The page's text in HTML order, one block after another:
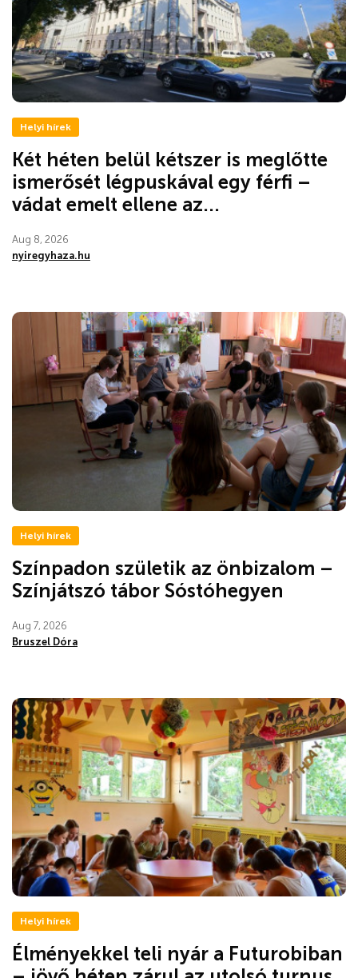
Helyi hírek
Két héten belül kétszer is meglőtte
ismerősét légpuskával egy férfi –
vádat emelt ellene az...
Aug 8, 2026
nyiregyhaza.hu
Helyi hírek
Színpadon születik az önbizalom –
Színjátszó tábor Sóstóhegyen
Aug 7, 2026
Bruszel Dóra
Helyi hírek
Élményekkel teli nyár a Futurobiban